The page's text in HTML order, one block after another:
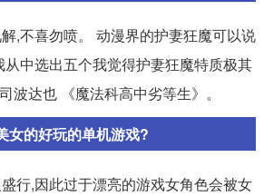
,不喜勿喷。 动漫界的护妻狂魔可以说
从中选出五个我觉得护妻狂魔特质极其
波达也 《魔法科高中劣等生》。
女的好玩的单机游戏?
行,因此过于漂亮的游戏女角色会被女